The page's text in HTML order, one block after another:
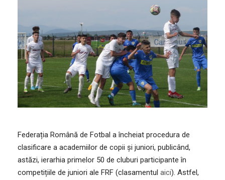
Federația Română de Fotbal a încheiat procedura de
clasificare a academiilor de copii și juniori, publicând,
astăzi, ierarhia primelor 50 de cluburi participante în
competițiile de juniori ale FRF (clasamentul aici). Astfel,